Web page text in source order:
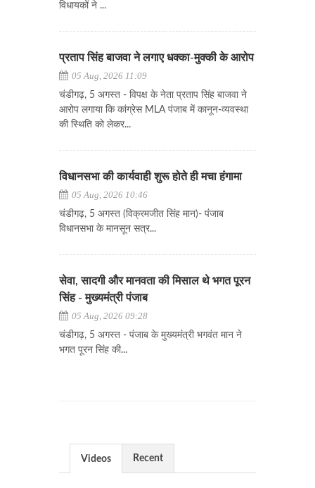
विधायकों ने ...
प्रताप सिंह बाजवा ने लगाए धक्का-मुक्की के आरोप
05 Aug, 2026 11:09
चंडीगढ़, 5 अगस्त - विपक्ष के नेता प्रताप सिंह बाजवा ने
आरोप लगाया कि कांग्रेस MLA पंजाब में कानून-व्यवस्था
की स्थिति को लेकर...
विधानसभा की कार्यवाही शुरू होते ही मचा हंगामा
05 Aug, 2026 10:46
चंडीगढ़, 5 अगस्त (विक्रमजीत सिंह मान)- पंजाब
विधानसभा के मानसून सत्र...
सेवा, सादगी और मानवता की मिसाल थे भगत पूरन
सिंह - मुख्यमंत्री पंजाब
05 Aug, 2026 09:28
चंडीगढ़, 5 अगस्त - पंजाब के मुख्यमंत्री भगवंत मान ने
भगत पूरन सिंह की...
Videos Recent